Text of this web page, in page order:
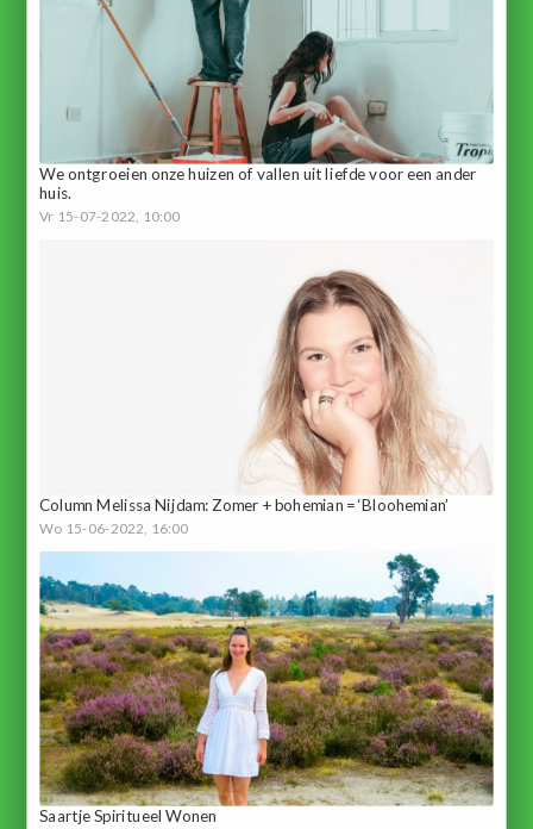
We ontgroeien onze huizen of vallen uit liefde voor een ander
huis.
Vr 15-07-2022, 10:00
Column Melissa Nijdam: Zomer + bohemian = ‘Bloohemian’
Wo 15-06-2022, 16:00
Saartje Spiritueel Wonen